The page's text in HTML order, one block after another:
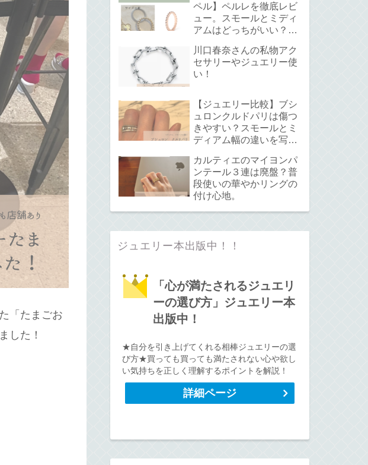
「たまごお
した！
ペル】ペルレを徹底レビ
ュー。スモールとミディ
アムはどっちがいい？サ
て。
川口春奈さんの私物アク
セサリーやジュエリー使
い！
【ジュエリー比較】ブシ
ュロンクルドパリは傷つ
きやすい？スモールとミ
ディアム幅の違いを写真
カルティエのマイヨンパ
ンテール３連は廃盤？普
段使いの華やかリングの
付け心地。
ジュエリー本出版中！！
「心が満たされるジュエリ
ーの選び方」ジュエリー本
出版中！
★自分を引き上げてくれる相棒ジュエリーの選
び方★買っても買っても満たされない心や欲し
い気持ちを正しく理解するポイントを解説！
詳細ページ